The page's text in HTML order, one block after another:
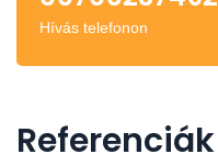
Hívás telefonon
Referenciák